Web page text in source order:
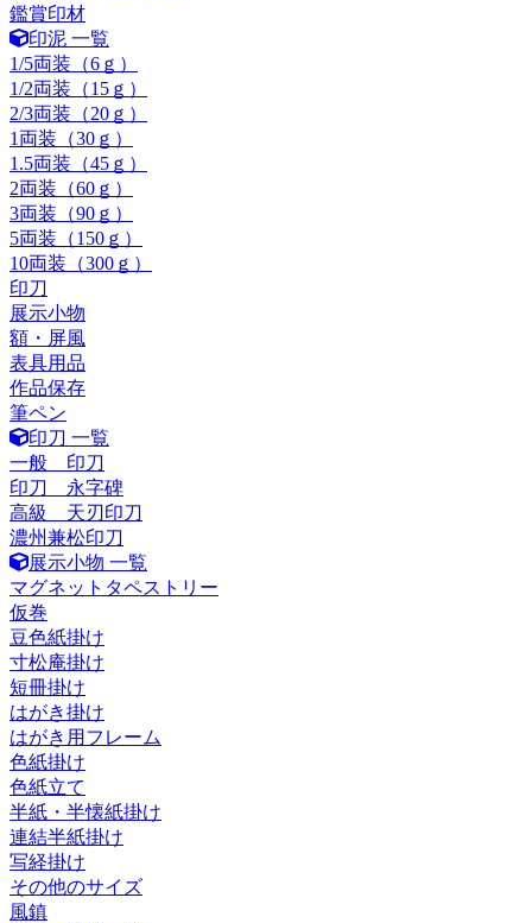
鑑賞印材
印泥 一覧
1/5両装（6ｇ）
1/2両装（15ｇ）
2/3両装（20ｇ）
1両装（30ｇ）
1.5両装（45ｇ）
2両装（60ｇ）
3両装（90ｇ）
5両装（150ｇ）
10両装（300ｇ）
印刀
展示小物
額・屏風
表具用品
作品保存
筆ペン
印刀 一覧
一般 印刀
印刀 永字碑
高級 天刃印刀
濃州兼松印刀
展示小物 一覧
マグネットタペストリー
仮巻
豆色紙掛け
寸松庵掛け
短冊掛け
はがき掛け
はがき用フレーム
色紙掛け
色紙立て
半紙・半懐紙掛け
連結半紙掛け
写経掛け
その他のサイズ
風鎮